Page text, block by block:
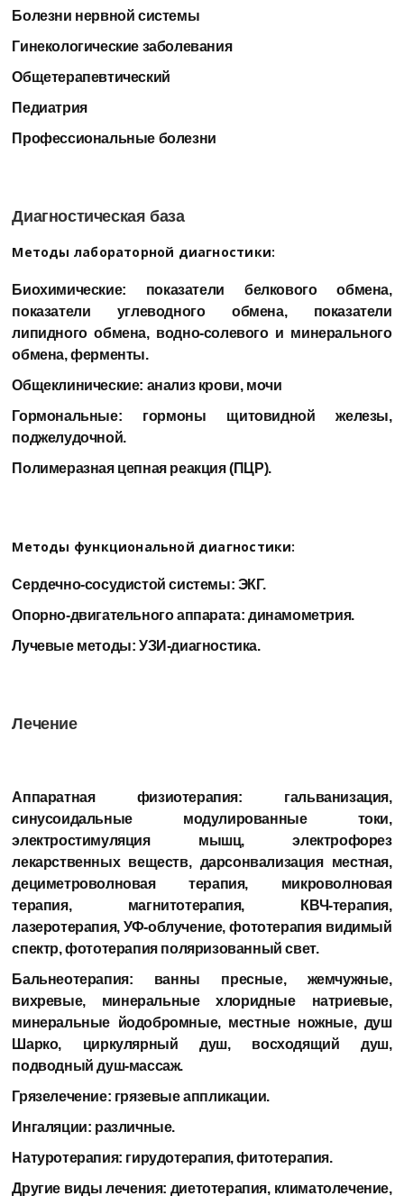
Болезни нервной системы
Гинекологические заболевания
Общетерапевтический
Педиатрия
Профессиональные болезни
Диагностическая база
Методы лабораторной диагностики:
Биохимические: показатели белкового обмена,
показатели углеводного обмена, показатели
липидного обмена, водно-солевого и минерального
обмена, ферменты.
Общеклинические: анализ крови, мочи
Гормональные: гормоны щитовидной железы,
поджелудочной.
Полимеразная цепная реакция (ПЦР).
Методы функциональной диагностики:
Сердечно-сосудистой системы: ЭКГ.
Опорно-двигательного аппарата: динамометрия.
Лучевые методы: УЗИ-диагностика.
Лечение
Аппаратная физиотерапия: гальванизация,
синусоидальные модулированные токи,
электростимуляция мышц, электрофорез
лекарственных веществ, дарсонвализация местная,
дециметроволновая терапия, микроволновая
терапия, магнитотерапия, КВЧ-терапия,
лазеротерапия, УФ-облучение, фототерапия видимый
спектр, фототерапия поляризованный свет.
Бальнеотерапия: ванны пресные, жемчужные,
вихревые, минеральные хлоридные натриевые,
минеральные йодобромные, местные ножные, душ
Шарко, циркулярный душ, восходящий душ,
подводный душ-массаж.
Грязелечение: грязевые аппликации.
Ингаляции: различные.
Натуротерапия: гирудотерапия, фитотерапия.
Другие виды лечения: диетотерапия, климатолечение,